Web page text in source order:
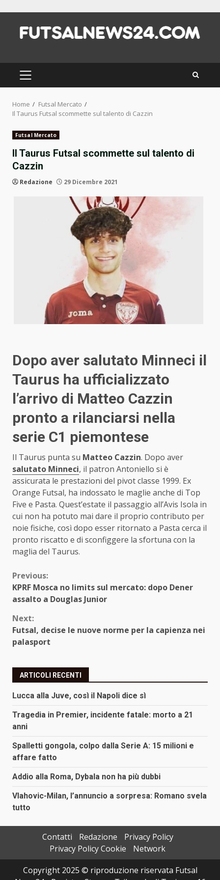
content
PRIMARY
MENU
Home
Futsal Mercato
Il Taurus Futsal scommette sul talento di Cazzin
Futsal Mercato
Il Taurus Futsal scommette sul talento di
Cazzin
Redazione 29 Dicembre 2021
Dopo aver salutato Minneci il
Taurus ha ufficializzato
l’arrivo di Matteo Cazzin
pronto a rilanciarsi nella
serie C1 piemontese
Il Taurus punta su Matteo Cazzin. Dopo aver
salutato Minneci, il patron Antoniello si è
assicurata le prestazioni del pivot classe 1999. Ex
Orange Futsal, ha indossato le maglie anche di Top
Five e Pasta. Quest’estate il passaggio all’Avis Isola in
cui non ha potuto mai dare il proprio contributo per
noie fisiche, così dopo esser ritornato a Pasta cerca il
pronto riscatto e di sconfiggere la sfortuna con la
maglia del Taurus.
Continue
Reading
Previous:
KPRF Mosca no limits sul mercato: dopo Dener
assalto a Douglas Junior
Next:
Futsal, decise le nuove norme per la capienza nei
palasport
ARTICOLI RECENTI
Lucca alla Juve, così il Napoli dice sì
Tragedia in Premier, incidente fatale: morto a 21
anni
Spalletti gongola, colpo dalla Serie A: 15 milioni e
affare fatto
Addio alla Roma, Dybala non ha più dubbi
Vlahovic-Milan, l’annuncio a sorpresa: Romano svela
tutto
Contatti Redazione
Privacy Policy
Privacy Policy Cookie
Network
Copyright 2025 © riproduzione riservata Futsal